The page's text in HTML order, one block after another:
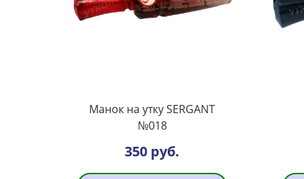
Манок на утку SERGANT
№018
350 руб.